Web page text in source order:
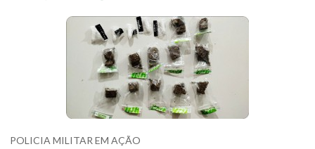
POLICIA MILITAR EM AÇÃO